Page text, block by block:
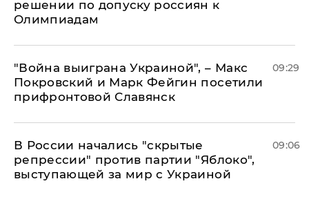
решении по допуску россиян к
Олимпиадам
"Война выиграна Украиной", – Макс
Покровский и Марк Фейгин посетили
прифронтовой Славянск
09:29
В России начались "скрытые
репрессии" против партии "Яблоко",
выступающей за мир с Украиной
09:06